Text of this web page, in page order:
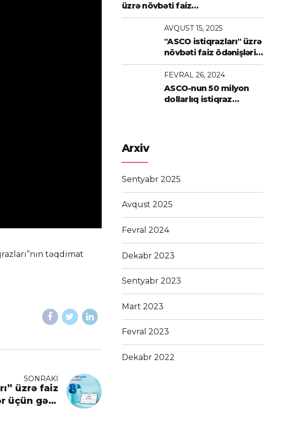
təqdimat
SONRAKI
üzrə faiz
üçün gəlir
üzrə növbəti faiz
ödənişləri icra olunub
AVQUST 15, 2025
"ASCO istiqrazları" üzrə
növbəti faiz ödənişləri
həyata keçirilib
FEVRAL 26, 2024
ASCO-nun 50 milyon
dollarlıq istiqraz
Arxiv
Sentyabr 2025
Avqust 2025
Fevral 2024
Dekabr 2023
Sentyabr 2023
Mart 2023
Fevral 2023
Dekabr 2022